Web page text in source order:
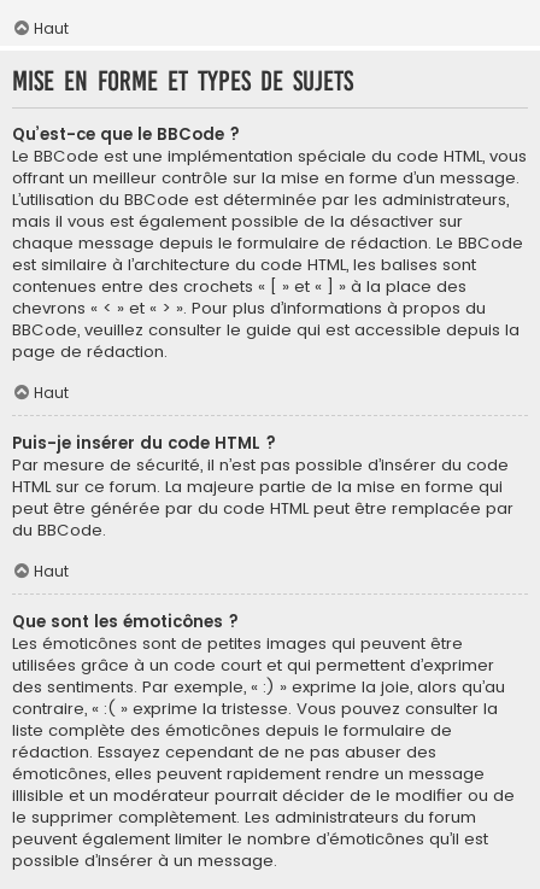
Haut
Mise en forme et types de sujets
Qu’est-ce que le BBCode ?
Le BBCode est une implémentation spéciale du code HTML, vous
offrant un meilleur contrôle sur la mise en forme d’un message.
L’utilisation du BBCode est déterminée par les administrateurs,
mais il vous est également possible de la désactiver sur
chaque message depuis le formulaire de rédaction. Le BBCode
est similaire à l’architecture du code HTML, les balises sont
contenues entre des crochets « [ » et « ] » à la place des
chevrons « < » et « > ». Pour plus d’informations à propos du
BBCode, veuillez consulter le guide qui est accessible depuis la
page de rédaction.
Haut
Puis-je insérer du code HTML ?
Par mesure de sécurité, il n’est pas possible d’insérer du code
HTML sur ce forum. La majeure partie de la mise en forme qui
peut être générée par du code HTML peut être remplacée par
du BBCode.
Haut
Que sont les émoticônes ?
Les émoticônes sont de petites images qui peuvent être
utilisées grâce à un code court et qui permettent d’exprimer
des sentiments. Par exemple, « :) » exprime la joie, alors qu’au
contraire, « :( » exprime la tristesse. Vous pouvez consulter la
liste complète des émoticônes depuis le formulaire de
rédaction. Essayez cependant de ne pas abuser des
émoticônes, elles peuvent rapidement rendre un message
illisible et un modérateur pourrait décider de le modifier ou de
le supprimer complètement. Les administrateurs du forum
peuvent également limiter le nombre d’émoticônes qu’il est
possible d’insérer à un message.